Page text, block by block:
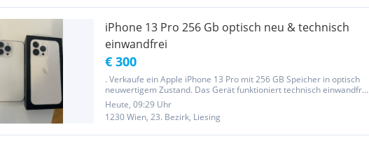
iPhone 13 Pro 256 Gb optisch neu & technisch
einwandfrei
€ 300
. Verkaufe ein Apple iPhone 13 Pro mit 256 GB Speicher in optisch
neuwertigem Zustand. Das Gerät funktioniert technisch einwandfrei
– Face ID, Kameras, Display und alle weiteren Funktionen arbeiten
ohne Probleme. Akku 80% . Das iPhone ist entsperrt, auf...
Heute, 09:29 Uhr
1230 Wien, 23. Bezirk, Liesing